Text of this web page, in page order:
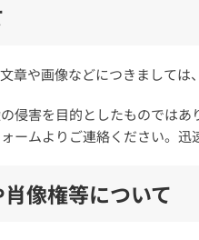
章や画像などにつきましては
侵害を目的としたものでは
ームよりご連絡ください。迅
像権等について